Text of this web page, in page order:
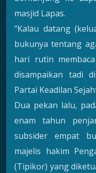
masjid Lapas.
“Kalau datang
bukunya tentang
hari rutin
disampaikan tadi
Partai Keadilan
Dua pekan lalu,
enam tahun
subsider empat
majelis hakim
(Tipikor) yang